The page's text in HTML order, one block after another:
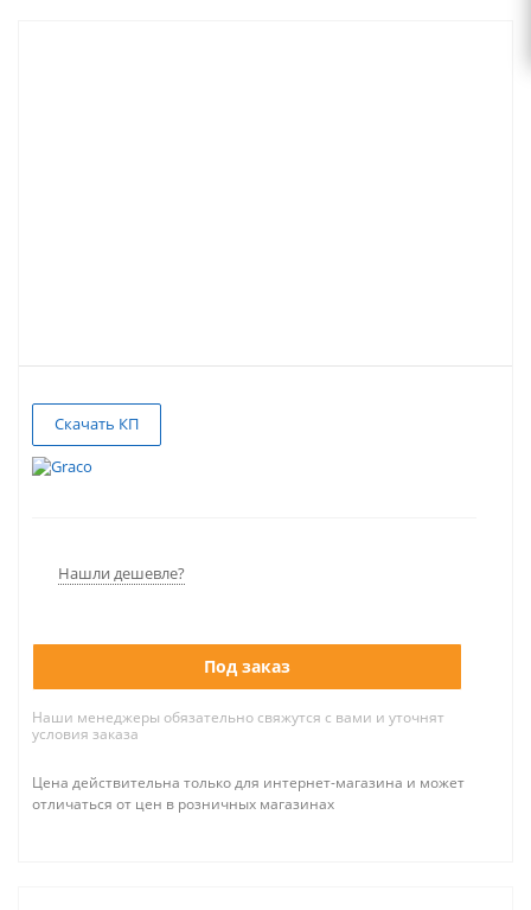
Скачать КП
Нашли дешевле?
Под заказ
Наши менеджеры обязательно свяжутся с вами и уточнят
условия заказа
Цена действительна только для интернет-магазина и может
отличаться от цен в розничных магазинах